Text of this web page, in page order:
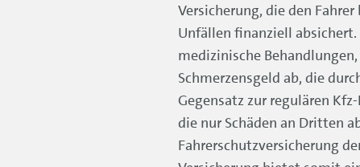
Versicherung, die den
Unfällen finanziell
medizinische
Schmerzensgeld ab, die
Gegensatz zur regulären
die nur Schäden an Dritten
Fahrerschutzversicherung